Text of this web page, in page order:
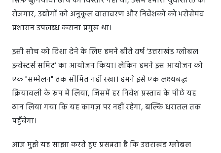
रोज़गार, उद्योगों को अनुकूल वातावरण और निवेशकों को भरोसेमंद
प्रशासन उपलब्ध कराना प्रमुख था।
इसी सोच को दिशा देने के लिए हमने बीते वर्ष ‘उत्तराखंड ग्लोबल
इन्वेस्टर्स समिट’ का आयोजन किया। लेकिन हमने इस आयोजन को
एक "सम्मेलन" तक सीमित नहीं रखा। हमने इसे एक लक्ष्यबद्ध
क्रियावली के रूप में लिया, जिसमें हर निवेश प्रस्ताव के पीछे यह
ठान लिया गया कि यह कागज़ पर नहीं रहेगा, बल्कि धरातल तक
पहुँचेगा।
आज मुझे यह साझा करते हुए प्रसन्नता है कि उत्तराखंड ग्लोबल